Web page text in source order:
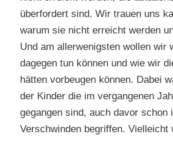
überfordert sind. Wir trauen uns
warum sie nicht erreicht werden
Und am allerwenigsten wollen wir
dagegen tun können und wie wir
hätten vorbeugen können. Dabei
der Kinder die im vergangenen
gegangen sind, auch davor schon
Verschwinden begriffen. Vielleicht